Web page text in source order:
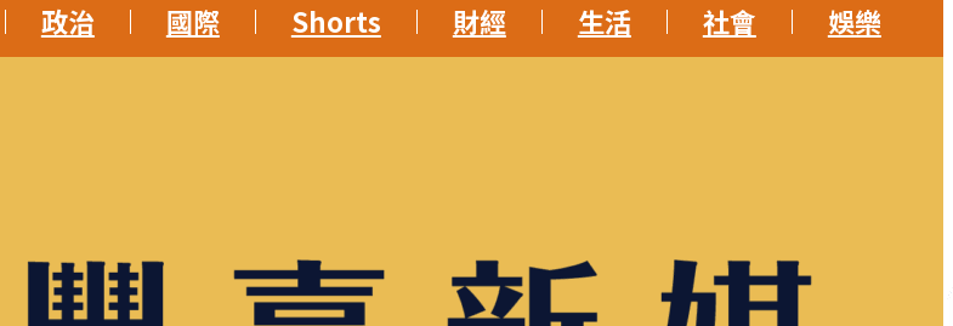
政治 國際 Shorts 財經 生活 社會 娛樂